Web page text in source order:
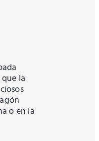
la
o en la